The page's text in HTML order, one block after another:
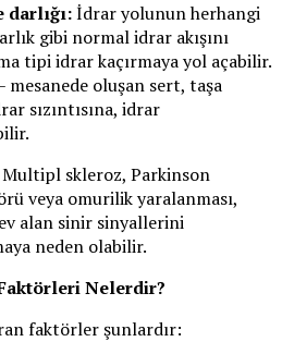
darlığı:İdrar yolunun herhangi
gibi normal idrar akışını
tipi idrar kaçırmaya yol açabilir.
mesanede oluşan sert, taşa
sızıntısına, idrar
Multipl skleroz, Parkinson
veya omurilik yaralanması,
alan sinir sinyallerini
neden olabilir.
Nelerdir?
faktörler şunlardır: